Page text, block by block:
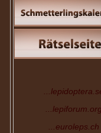
...euroleps.ch